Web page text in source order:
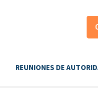
REUNIONES DE